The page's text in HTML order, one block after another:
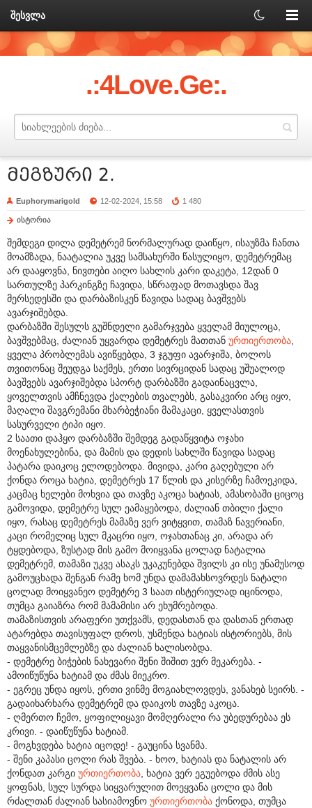
შესვლა
.:4Love.Ge:.
მეგზური 2.
Euphorymarigold 12-02-2024, 15:58 1 480
ისტორია
შემდეგი დილა დემეტრემ ნორმალურად დაიწყო, ისაუზმა ჩანთა
მოამზადა, ნაატალია უკვე სამსახურში წასულიყო, დემეტრემაც
არ დააყოვნა, ნივთები აიღო სახლის კარი დაკეტა, 12დან 0
სართულზე პარკინგზე ჩავიდა, სწრაფად მოთავსდა შავ
მერსედესში და დარბაზისკენ წავიდა სადაც ბავშვებს
ავარჯიშებდა.
დარბაზში შესულს გუშნდელი გამარჯვება ყველამ მიულოცა,
ბავშვებმაც, ძალიან უყვარდა დემეტრეს მათთან ურთიერთობა
ყველა პრობლემას ავიწყებდა, 3 ჯგუფი ავარჯიშა, ბოლოს
თვითონაც შეუდგა საქმეს, ერთი სივრციდან სადაც უშუალოდ
ბავშვებს ავარჯიშებდა სპორტ დარბაზში გადაინაცვლა,
ყოველთვის ამჩნევდა ქალების თვალებს, გასაკვირი არც იყო,
მაღალი შავგრემანი მხარბეჭიანი მამაკაცი, ყველასთვის
სასურველი ტიპი იყო.
2 საათი დაჰყო დარბაზში შემდეგ გადაწყვიტა ოჯახი
მოენახულებინა, და მამის და დედის სახლში წავიდა სადაც
პატარა დაიკოც ელოდებოდა. მივიდა, კარი გაღებული არ
ქონდა როცა ხატია, დემეტრეს 17 წლის და კისერზე ჩამოეკიდა,
კაცმაც ხელები მოხვია და თავზე აკოცა ხატიას, ამასობაში ციცოც
გამოვიდა, დემეტრე სულ ეამაყებოდა, ძალიან თბილი ქალი
იყო, რასაც დემეტრეს მამაზე ვერ ვიტყვით, თამაზ ნავერიანი,
კაცი რომელიც სულ მკაცრი იყო, ოჯახთანაც კი, არადა არ
ტყდებოდა, ზუსტად მის გამო მოიყვანა ცოლად ნატალია
დემეტრემ, თამაზი უკვე ასაკს უკაკუნებდა შვილს კი ისე უნამუსოდ
გამოუცხადა შენგან რამე ხომ უნდა დამამახსოვრდეს ნატალი
ცოლად მოიყვანეო დემეტრე 3 საათ ისტერიულად იცინოდა,
თუმცა გაიაზრა რომ მამამისი არ ეხუმრებოდა.
თამაზისთვის არაფერი უთქვამს, დედასთან და დასთან ერთად
ატარებდა თავისუფალ დროს, უსმენდა ხატიას ისტორიებს, მის
თაყვანისმცემლებზე და ძალიან ხალისობდა.
- დემეტრე ბიჭების ნახევარი შენი შიშით ვერ მეკარება. -
ამოიწუწუნა ხატიამ და ძმას მიეკრო.
- ეგრეც უნდა იყოს, ერთი ვინმე მოგიახლოვდეს, ვანახებ სეირს. -
გადაიხარხარა დემეტრემ და დაიკოს თავზე აკოცა.
- ღმერთო ჩემო, ყოფილიყავი მომღერალი რა უბედურებაა ეს
კრივი. - დაიწუწუნა ხატიამ.
- მოგხვდება ხატია იცოდე! - გაუცინა სვანმა.
- შენი კაპასი ცოლი რას შვება. - ხოო, ხატიას და ნატალის არ
ქონდათ კარგი ურთიერთობა , ხატია ვერ ეგუებოდა ძმის ასე
ყოფნას, სულ სურდა სიყვარულით მოეყვანა ცოლი და მის
რძალთან ძალიან სასიამოვნო ურთიერთობა ქონოდა, თუმცა